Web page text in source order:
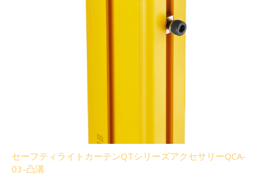
セーフティライトカーテンQTシリーズアクセサリーQCA-
03-凸溝